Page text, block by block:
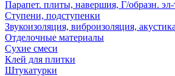
Парапет. плиты, навершия, Г/образн.
Ступени, подступенки
Звукоизоляция, виброизоляция, акустика
Отделочные материалы
Сухие смеси
Клей для плитки
Штукатурки